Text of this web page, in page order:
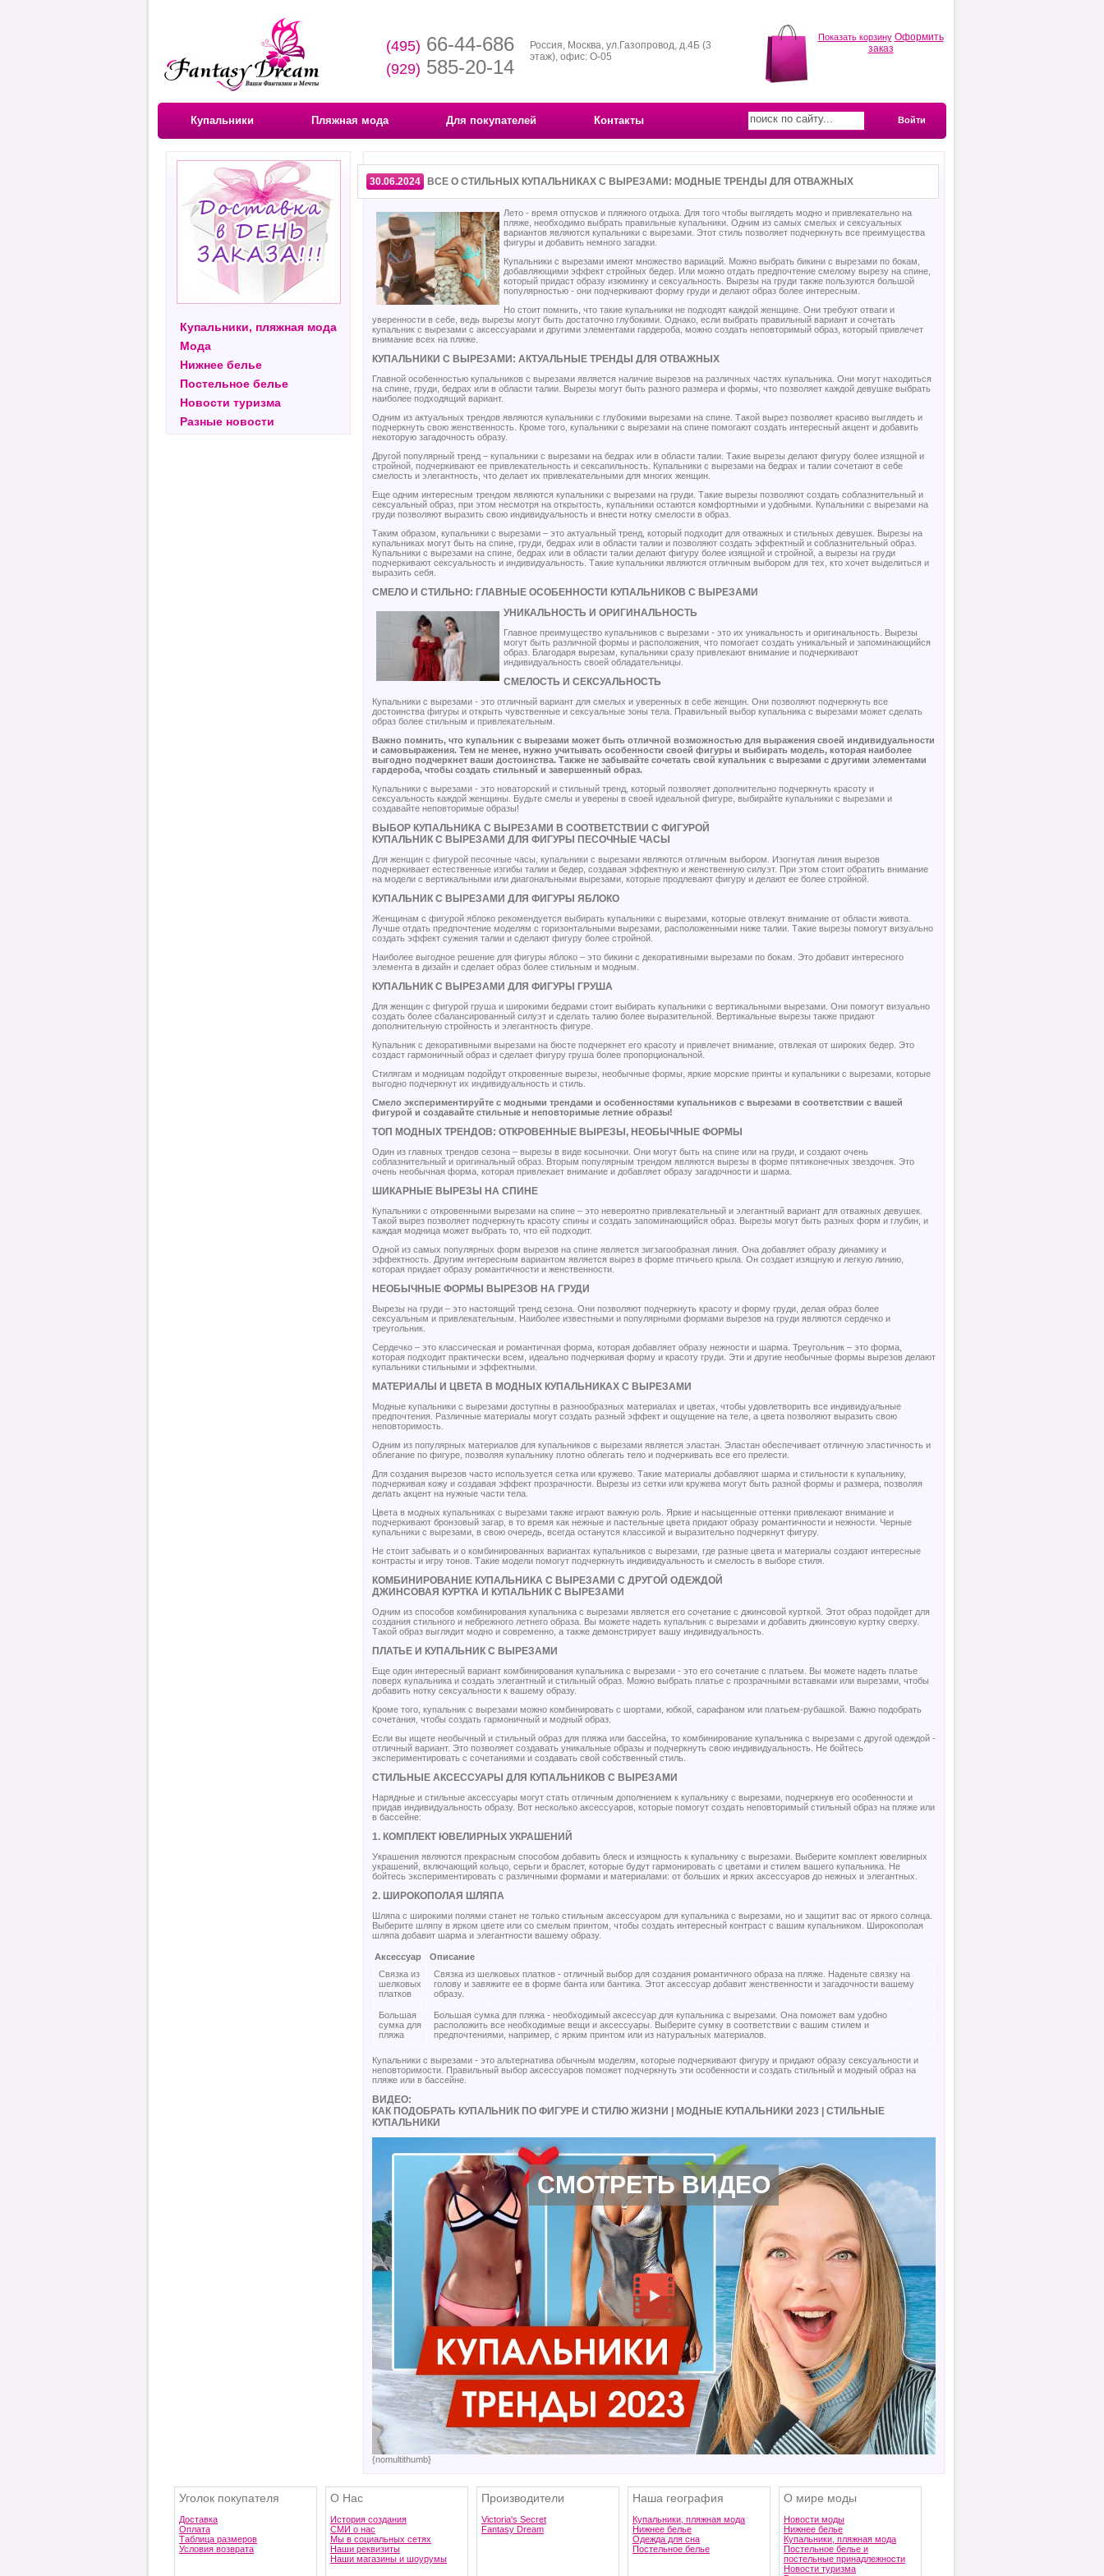
(495) 66-44-686
(929) 585-20-14
Россия, Москва, ул.Газопровод, д.4Б (3
этаж), офис: О-05
Показать корзину Оформить
заказ
Купальники Пляжная мода Для покупателей Контакты Войти
Купальники, пляжная мода
Мода
Нижнее белье
Постельное белье
Новости туризма
Разные новости
30.06.2024 ВСЕ О СТИЛЬНЫХ КУПАЛЬНИКАХ С ВЫРЕЗАМИ: МОДНЫЕ ТРЕНДЫ ДЛЯ ОТВАЖНЫХ
Лето - время отпусков и пляжного отдыха. Для того чтобы выглядеть модно и привлекательно на
пляже, необходимо выбрать правильные купальники. Одним из самых смелых и сексуальных
вариантов являются купальники с вырезами. Этот стиль позволяет подчеркнуть все преимущества
фигуры и добавить немного загадки.
Купальники с вырезами имеют множество вариаций. Можно выбрать бикини с вырезами по бокам,
добавляющими эффект стройных бедер. Или можно отдать предпочтение смелому вырезу на спине,
который придаст образу изюминку и сексуальность. Вырезы на груди также пользуются большой
популярностью - они подчеркивают форму груди и делают образ более интересным.
Но стоит помнить, что такие купальники не подходят каждой женщине. Они требуют отваги и
уверенности в себе, ведь вырезы могут быть достаточно глубокими. Однако, если выбрать правильный вариант и сочетать
купальник с вырезами с аксессуарами и другими элементами гардероба, можно создать неповторимый образ, который привлечет
внимание всех на пляже.
КУПАЛЬНИКИ С ВЫРЕЗАМИ: АКТУАЛЬНЫЕ ТРЕНДЫ ДЛЯ ОТВАЖНЫХ
Главной особенностью купальников с вырезами является наличие вырезов на различных частях купальника. Они могут находиться
на спине, груди, бедрах или в области талии. Вырезы могут быть разного размера и формы, что позволяет каждой девушке выбрать
наиболее подходящий вариант.
Одним из актуальных трендов являются купальники с глубокими вырезами на спине. Такой вырез позволяет красиво выглядеть и
подчеркнуть свою женственность. Кроме того, купальники с вырезами на спине помогают создать интересный акцент и добавить
некоторую загадочность образу.
Другой популярный тренд – купальники с вырезами на бедрах или в области талии. Такие вырезы делают фигуру более изящной и
стройной, подчеркивают ее привлекательность и сексапильность. Купальники с вырезами на бедрах и талии сочетают в себе
смелость и элегантность, что делает их привлекательными для многих женщин.
Еще одним интересным трендом являются купальники с вырезами на груди. Такие вырезы позволяют создать соблазнительный и
сексуальный образ, при этом несмотря на открытость, купальники остаются комфортными и удобными. Купальники с вырезами на
груди позволяют выразить свою индивидуальность и внести нотку смелости в образ.
Таким образом, купальники с вырезами – это актуальный тренд, который подходит для отважных и стильных девушек. Вырезы на
купальниках могут быть на спине, груди, бедрах или в области талии и позволяют создать эффектный и соблазнительный образ.
Купальники с вырезами на спине, бедрах или в области талии делают фигуру более изящной и стройной, а вырезы на груди
подчеркивают сексуальность и индивидуальность. Такие купальники являются отличным выбором для тех, кто хочет выделиться и
выразить себя.
СМЕЛО И СТИЛЬНО: ГЛАВНЫЕ ОСОБЕННОСТИ КУПАЛЬНИКОВ С ВЫРЕЗАМИ
УНИКАЛЬНОСТЬ И ОРИГИНАЛЬНОСТЬ
Главное преимущество купальников с вырезами - это их уникальность и оригинальность. Вырезы
могут быть различной формы и расположения, что помогает создать уникальный и запоминающийся
образ. Благодаря вырезам, купальники сразу привлекают внимание и подчеркивают
индивидуальность своей обладательницы.
СМЕЛОСТЬ И СЕКСУАЛЬНОСТЬ
Купальники с вырезами - это отличный вариант для смелых и уверенных в себе женщин. Они позволяют подчеркнуть все
достоинства фигуры и открыть чувственные и сексуальные зоны тела. Правильный выбор купальника с вырезами может сделать
образ более стильным и привлекательным.
Важно помнить, что купальник с вырезами может быть отличной возможностью для выражения своей индивидуальности
и самовыражения. Тем не менее, нужно учитывать особенности своей фигуры и выбирать модель, которая наиболее
выгодно подчеркнет ваши достоинства. Также не забывайте сочетать свой купальник с вырезами с другими элементами
гардероба, чтобы создать стильный и завершенный образ.
Купальники с вырезами - это новаторский и стильный тренд, который позволяет дополнительно подчеркнуть красоту и
сексуальность каждой женщины. Будьте смелы и уверены в своей идеальной фигуре, выбирайте купальники с вырезами и
создавайте неповторимые образы!
ВЫБОР КУПАЛЬНИКА С ВЫРЕЗАМИ В СООТВЕТСТВИИ С ФИГУРОЙ
КУПАЛЬНИК С ВЫРЕЗАМИ ДЛЯ ФИГУРЫ ПЕСОЧНЫЕ ЧАСЫ
Для женщин с фигурой песочные часы, купальники с вырезами являются отличным выбором. Изогнутая линия вырезов
подчеркивает естественные изгибы талии и бедер, создавая эффектную и женственную силуэт. При этом стоит обратить внимание
на модели с вертикальными или диагональными вырезами, которые продлевают фигуру и делают ее более стройной.
КУПАЛЬНИК С ВЫРЕЗАМИ ДЛЯ ФИГУРЫ ЯБЛОКО
Женщинам с фигурой яблоко рекомендуется выбирать купальники с вырезами, которые отвлекут внимание от области живота.
Лучше отдать предпочтение моделям с горизонтальными вырезами, расположенными ниже талии. Такие вырезы помогут визуально
создать эффект сужения талии и сделают фигуру более стройной.
Наиболее выгодное решение для фигуры яблоко – это бикини с декоративными вырезами по бокам. Это добавит интересного
элемента в дизайн и сделает образ более стильным и модным.
КУПАЛЬНИК С ВЫРЕЗАМИ ДЛЯ ФИГУРЫ ГРУША
Для женщин с фигурой груша и широкими бедрами стоит выбирать купальники с вертикальными вырезами. Они помогут визуально
создать более сбалансированный силуэт и сделать талию более выразительной. Вертикальные вырезы также придают
дополнительную стройность и элегантность фигуре.
Купальник с декоративными вырезами на бюсте подчеркнет его красоту и привлечет внимание, отвлекая от широких бедер. Это
создаст гармоничный образ и сделает фигуру груша более пропорциональной.
Стилягам и модницам подойдут откровенные вырезы, необычные формы, яркие морские принты и купальники с вырезами, которые
выгодно подчеркнут их индивидуальность и стиль.
Смело экспериментируйте с модными трендами и особенностями купальников с вырезами в соответствии с вашей
фигурой и создавайте стильные и неповторимые летние образы!
ТОП МОДНЫХ ТРЕНДОВ: ОТКРОВЕННЫЕ ВЫРЕЗЫ, НЕОБЫЧНЫЕ ФОРМЫ
Один из главных трендов сезона – вырезы в виде косыночки. Они могут быть на спине или на груди, и создают очень
соблазнительный и оригинальный образ. Вторым популярным трендом являются вырезы в форме пятиконечных звездочек. Это
очень необычная форма, которая привлекает внимание и добавляет образу загадочности и шарма.
ШИКАРНЫЕ ВЫРЕЗЫ НА СПИНЕ
Купальники с откровенными вырезами на спине – это невероятно привлекательный и элегантный вариант для отважных девушек.
Такой вырез позволяет подчеркнуть красоту спины и создать запоминающийся образ. Вырезы могут быть разных форм и глубин, и
каждая модница может выбрать то, что ей подходит.
Одной из самых популярных форм вырезов на спине является зигзагообразная линия. Она добавляет образу динамику и
эффектность. Другим интересным вариантом является вырез в форме птичьего крыла. Он создает изящную и легкую линию,
которая придает образу романтичности и женственности.
НЕОБЫЧНЫЕ ФОРМЫ ВЫРЕЗОВ НА ГРУДИ
Вырезы на груди – это настоящий тренд сезона. Они позволяют подчеркнуть красоту и форму груди, делая образ более
сексуальным и привлекательным. Наиболее известными и популярными формами вырезов на груди являются сердечко и
треугольник.
Сердечко – это классическая и романтичная форма, которая добавляет образу нежности и шарма. Треугольник – это форма,
которая подходит практически всем, идеально подчеркивая форму и красоту груди. Эти и другие необычные формы вырезов делают
купальники стильными и эффектными.
МАТЕРИАЛЫ И ЦВЕТА В МОДНЫХ КУПАЛЬНИКАХ С ВЫРЕЗАМИ
Модные купальники с вырезами доступны в разнообразных материалах и цветах, чтобы удовлетворить все индивидуальные
предпочтения. Различные материалы могут создать разный эффект и ощущение на теле, а цвета позволяют выразить свою
неповторимость.
Одним из популярных материалов для купальников с вырезами является эластан. Эластан обеспечивает отличную эластичность и
облегание по фигуре, позволяя купальнику плотно облегать тело и подчеркивать все его прелести.
Для создания вырезов часто используется сетка или кружево. Такие материалы добавляют шарма и стильности к купальнику,
подчеркивая кожу и создавая эффект прозрачности. Вырезы из сетки или кружева могут быть разной формы и размера, позволяя
делать акцент на нужные части тела.
Цвета в модных купальниках с вырезами также играют важную роль. Яркие и насыщенные оттенки привлекают внимание и
подчеркивают бронзовый загар, в то время как нежные и пастельные цвета придают образу романтичности и нежности. Черные
купальники с вырезами, в свою очередь, всегда останутся классикой и выразительно подчеркнут фигуру.
Не стоит забывать и о комбинированных вариантах купальников с вырезами, где разные цвета и материалы создают интересные
контрасты и игру тонов. Такие модели помогут подчеркнуть индивидуальность и смелость в выборе стиля.
КОМБИНИРОВАНИЕ КУПАЛЬНИКА С ВЫРЕЗАМИ С ДРУГОЙ ОДЕЖДОЙ
ДЖИНСОВАЯ КУРТКА И КУПАЛЬНИК С ВЫРЕЗАМИ
Одним из способов комбинирования купальника с вырезами является его сочетание с джинсовой курткой. Этот образ подойдет для
создания стильного и небрежного летнего образа. Вы можете надеть купальник с вырезами и добавить джинсовую куртку сверху.
Такой образ выглядит модно и современно, а также демонстрирует вашу индивидуальность.
ПЛАТЬЕ И КУПАЛЬНИК С ВЫРЕЗАМИ
Еще один интересный вариант комбинирования купальника с вырезами - это его сочетание с платьем. Вы можете надеть платье
поверх купальника и создать элегантный и стильный образ. Можно выбрать платье с прозрачными вставками или вырезами, чтобы
добавить нотку сексуальности к вашему образу.
Кроме того, купальник с вырезами можно комбинировать с шортами, юбкой, сарафаном или платьем-рубашкой. Важно подобрать
сочетания, чтобы создать гармоничный и модный образ.
Если вы ищете необычный и стильный образ для пляжа или бассейна, то комбинирование купальника с вырезами с другой одеждой -
отличный вариант. Это позволяет создавать уникальные образы и подчеркнуть свою индивидуальность. Не бойтесь
экспериментировать с сочетаниями и создавать свой собственный стиль.
СТИЛЬНЫЕ АКСЕССУАРЫ ДЛЯ КУПАЛЬНИКОВ С ВЫРЕЗАМИ
Нарядные и стильные аксессуары могут стать отличным дополнением к купальнику с вырезами, подчеркнув его особенности и
придав индивидуальность образу. Вот несколько аксессуаров, которые помогут создать неповторимый стильный образ на пляже или
в бассейне:
1. КОМПЛЕКТ ЮВЕЛИРНЫХ УКРАШЕНИЙ
Украшения являются прекрасным способом добавить блеск и изящность к купальнику с вырезами. Выберите комплект ювелирных
украшений, включающий кольцо, серьги и браслет, которые будут гармонировать с цветами и стилем вашего купальника. Не
бойтесь экспериментировать с различными формами и материалами: от больших и ярких аксессуаров до нежных и элегантных.
2. ШИРОКОПОЛАЯ ШЛЯПА
Шляпа с широкими полями станет не только стильным аксессуаром для купальника с вырезами, но и защитит вас от яркого солнца.
Выберите шляпу в ярком цвете или со смелым принтом, чтобы создать интересный контраст с вашим купальником. Широкополая
шляпа добавит шарма и элегантности вашему образу.
Аксессуар
Описание
Связка из
шелковых
платков
Связка из шелковых платков - отличный выбор для создания романтичного образа на пляже. Наденьте связку на
голову и завяжите ее в форме банта или бантика. Этот аксессуар добавит женственности и загадочности вашему
образу.
Большая
сумка для
пляжа
Большая сумка для пляжа - необходимый аксессуар для купальника с вырезами. Она поможет вам удобно
расположить все необходимые вещи и аксессуары. Выберите сумку в соответствии с вашим стилем и
предпочтениями, например, с ярким принтом или из натуральных материалов.
Купальники с вырезами - это альтернатива обычным моделям, которые подчеркивают фигуру и придают образу сексуальности и
неповторимости. Правильный выбор аксессуаров поможет подчеркнуть эти особенности и создать стильный и модный образ на
пляже или в бассейне.
ВИДЕО:
КАК ПОДОБРАТЬ КУПАЛЬНИК ПО ФИГУРЕ И СТИЛЮ ЖИЗНИ | МОДНЫЕ КУПАЛЬНИКИ 2023 | СТИЛЬНЫЕ
КУПАЛЬНИКИ
СМОТРЕТЬ ВИДЕО
{nomultithumb}
Уголок покупателя
Доставка
Оплата
Таблица размеров
Условия возврата
О Нас
История создания
СМИ о нас
Мы в социальных сетях
Наши реквизиты
Наши магазины и шоурумы
Производители
Victoria's Secret
Fantasy Dream
Наша география
Купальники, пляжная мода
Нижнее белье
Одежда для сна
Постельное белье
О мире моды
Новости моды
Нижнее белье
Купальники, пляжная мода
Постельное белье и
постельные принадлежности
Новости туризма